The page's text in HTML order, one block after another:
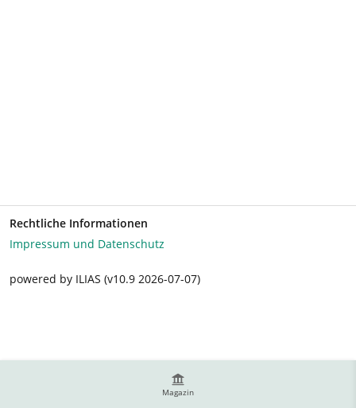
Magazin
Rechtliche Informationen
Impressum und Datenschutz
powered by ILIAS (v10.9 2026-07-07)